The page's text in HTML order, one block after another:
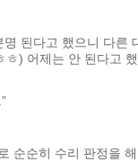
된다고 했으니 다른
ㅎ) 어제는 안 된다고
순순히 수리 판정을